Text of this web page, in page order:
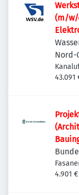
(m/w/
Nord-
43.091
(w/
4.901